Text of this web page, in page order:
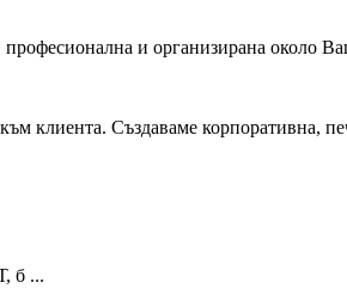
и организирана около
клиента. Създаваме корпоративна,
б ...